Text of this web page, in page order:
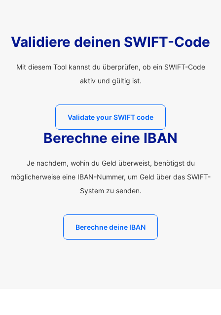
Validiere deinen SWIFT-Code
Mit diesem Tool kannst du überprüfen, ob ein SWIFT-Code
aktiv und gültig ist.
Validate your SWIFT code
Berechne eine IBAN
Je nachdem, wohin du Geld überweist, benötigst du
möglicherweise eine IBAN-Nummer, um Geld über das SWIFT-
System zu senden.
Berechne deine IBAN